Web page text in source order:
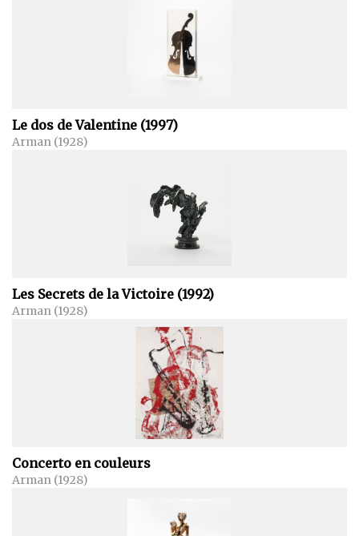
Le dos de Valentine (1997)
Arman (1928)
Les Secrets de la Victoire (1992)
Arman (1928)
Concerto en couleurs
Arman (1928)